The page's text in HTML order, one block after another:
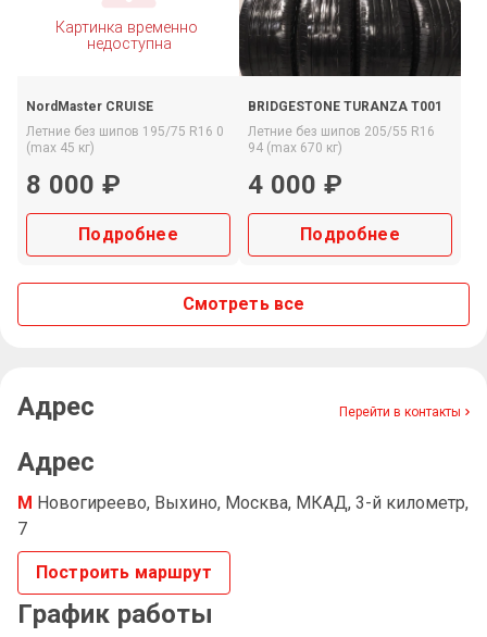
NordMaster CRUISE
Летние без шипов 195/75 R16 0
(max 45 кг)
8 000 ₽
Подробнее
BRIDGESTONE TURANZA T001
Летние без шипов 205/55 R16
94 (max 670 кг)
4 000 ₽
Подробнее
Смотреть все
Адрес Перейти в контакты
Адрес
М Новогиреево, Выхино, Москва, МКАД, 3-й километр,
7
Построить маршрут
График работы